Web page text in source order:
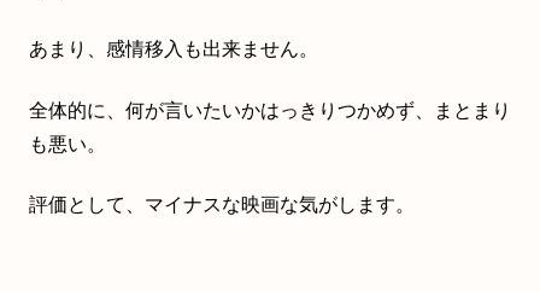
あまり、感情移入も出来ません。
全体的に、何が言いたいかはっきりつかめず、まとまり
も悪い。
評価として、マイナスな映画な気がします。